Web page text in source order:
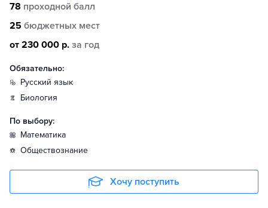
78 проходной балл
25 бюджетных мест
от 230 000 р. за год
Обязательно:
русский язык
биология
По выбору:
математика
обществознание
Хочу поступить